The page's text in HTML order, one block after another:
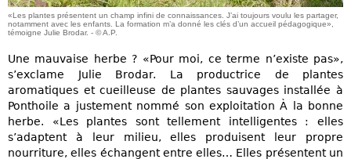
«Les plantes présentent un champ infini de connaissances. J’ai toujours voulu les partager,
notamment avec les enfants. La formation m’a donné les clés d’un accueil pédagogique»,
témoigne Julie Brodar. - © A.P.
Une mauvaise herbe ? «Pour moi, ce terme n’existe pas»,
s’exclame Julie Brodar. La productrice de plantes
aromatiques et cueilleuse de plantes sauvages installée à
Ponthoile a justement nommé son exploitation À la bonne
herbe. «Les plantes sont tellement intelligentes : elles
s’adaptent à leur milieu, elles produisent leur propre
nourriture, elles échangent entre elles… Elles présentent un